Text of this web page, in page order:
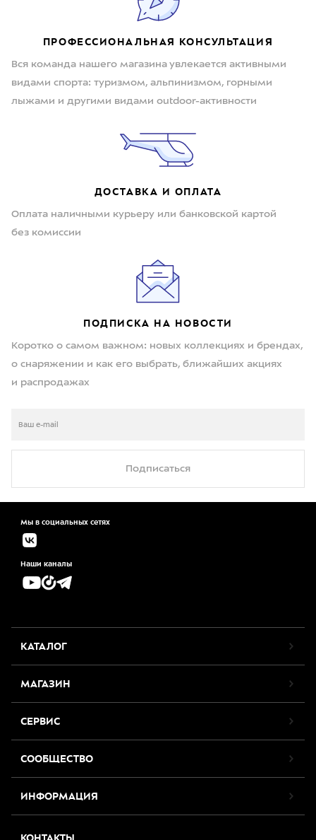
ПРОФЕССИОНАЛЬНАЯ КОНСУЛЬТАЦИЯ
Вся команда нашего магазина увлекается активными
видами спорта: туризмом, альпинизмом, горными
лыжами и другими видами outdoor-активности
ДОСТАВКА И ОПЛАТА
Оплата наличными курьеру или банковской картой
без комиссии
ПОДПИСКА НА НОВОСТИ
Коротко о самом важном: новых коллекциях и брендах,
о снаряжении и как его выбрать, ближайших акциях
и распродажах
Подписаться
Мы в социальных сетях
Наши каналы
КАТАЛОГ
МАГАЗИН
СЕРВИС
СООБЩЕСТВО
ИНФОРМАЦИЯ